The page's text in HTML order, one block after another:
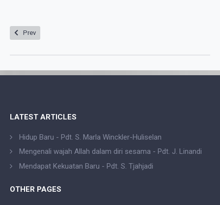
Previous article: GKIN Arnhem/Nijmegen
Prev
LATEST ARTICLES
Hidup Baru - Pdt. S. Marla Winckler-Huliselan
Mengenali wajah Allah dalam diri sesama - Pdt. J. Linandi
Mendapat Kekuatan Baru - Pdt. S. Tjahjadi
OTHER PAGES